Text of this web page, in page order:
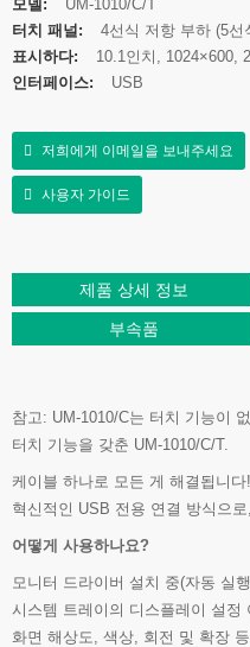
모델:
UM-1010/C/T
터치 패널:
4선식 저항 부하 (5선
표시하다:
10.1인치, 1024×600,
인터페이스:
USB
저희에게 이메일을 보내주세요
사용자 가이드
제품 상세 정보
부속품
참고: UM-1010/C는 터치 기능이
터치 기능을 갖춘 UM-1010/C/T.
케이블 하나로 모든 게 해결됩니다!
혁신적인 USB 전용 연결 방식으
어떻게 사용하나요?
모니터 드라이버 설치 중(자동 실
시스템 트레이의 디스플레이 설정
화면 해상도, 색상, 회전 및 확장